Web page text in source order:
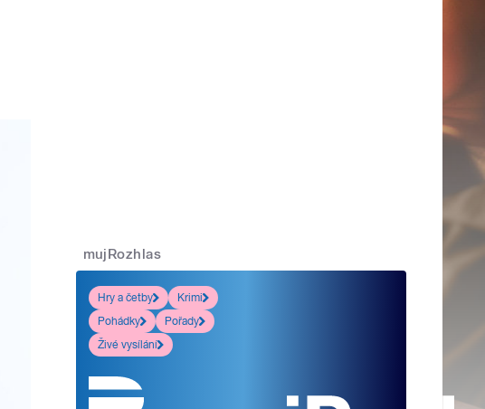
mujRozhlas
Hry a četby
Krimi
Pohádky
Pořady
Živé vysílání